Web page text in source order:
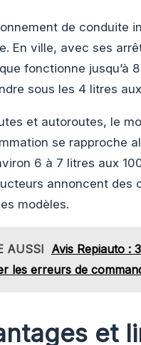
de conduite
En ville, avec ses
fonctionne jusqu’à
sous les 4 litres
et autoroutes, le
se rapproche
6 à 7 litres aux
annoncent des
modèles.
AUSSI
Avis Repiauto :
les erreurs de
et